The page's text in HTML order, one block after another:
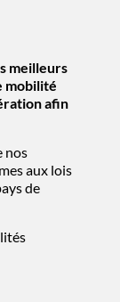
meilleurs
mobilité
afin
nos
aux lois
de